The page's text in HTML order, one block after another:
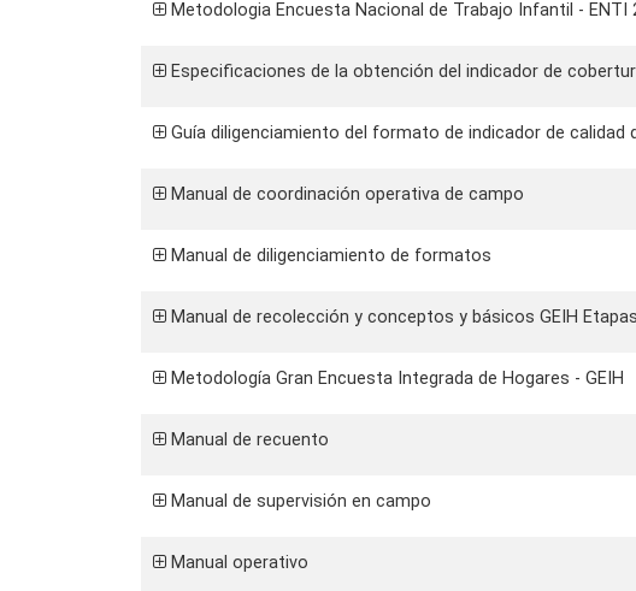
Metodologia Encuesta Nacional de Trabajo Infantil - ENTI
Especificaciones de la obtención del indicador de
Guía diligenciamiento del formato de indicador de calidad
Manual de coordinación operativa de campo
Manual de diligenciamiento de formatos
Manual de recolección y conceptos y básicos GEIH
Metodología Gran Encuesta Integrada de Hogares - GEIH
Manual de recuento
Manual de supervisión en campo
Manual operativo